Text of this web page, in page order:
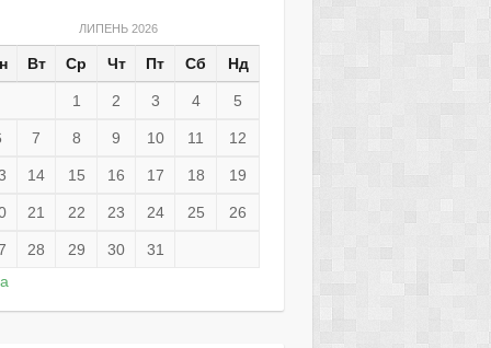
ЛИПЕНЬ 2026
Вт Ср Чт Пт Сб Нд
1 2 3 4 5
7 8 9 10 11 12
14 15 16 17 18 19
21 22 23 24 25 26
28 29 30
31